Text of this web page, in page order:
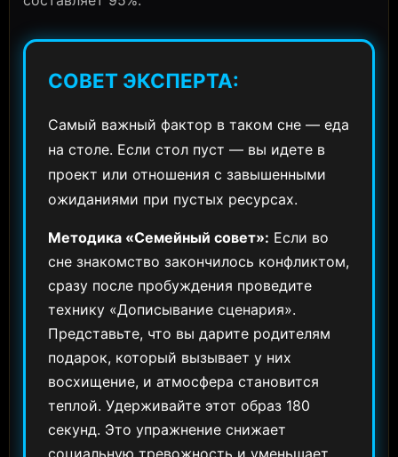
СОВЕТ ЭКСПЕРТА:
Самый важный фактор в таком сне — еда
на столе. Если стол пуст — вы идете в
проект или отношения с завышенными
ожиданиями при пустых ресурсах.
Методика «Семейный совет»: Если во
сне знакомство закончилось конфликтом,
сразу после пробуждения проведите
технику «Дописывание сценария».
Представьте, что вы дарите родителям
подарок, который вызывает у них
восхищение, и атмосфера становится
теплой. Удерживайте этот образ 180
секунд. Это упражнение снижает
социальную тревожность и уменьшает